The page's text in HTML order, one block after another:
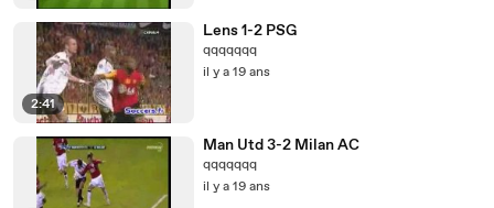
2:41
Lens 1-2 PSG
qqqqqqq
il y a 19 ans
Man Utd 3-2 Milan AC
qqqqqqq
il y a 19 ans